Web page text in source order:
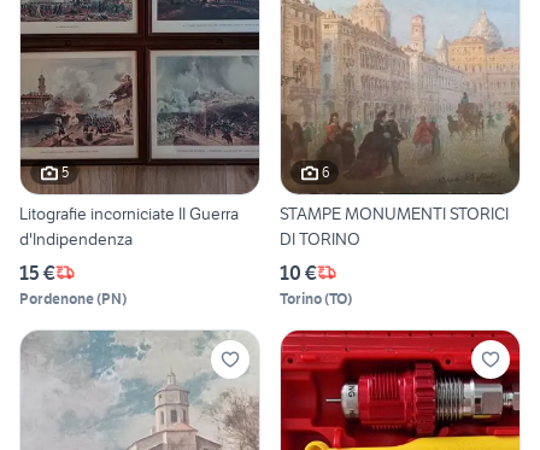
5
Litografie incorniciate II Guerra
d'Indipendenza
15 €
Pordenone(PN)
6
STAMPE MONUMENTI STORICI
DI TORINO
10 €
Torino(TO)